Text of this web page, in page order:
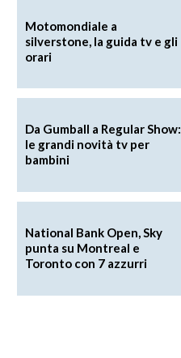
Motomondiale a
silverstone, la guida tv e gli
orari
Da Gumball a Regular Show:
le grandi novità tv per
bambini
National Bank Open, Sky
punta su Montreal e
Toronto con 7 azzurri